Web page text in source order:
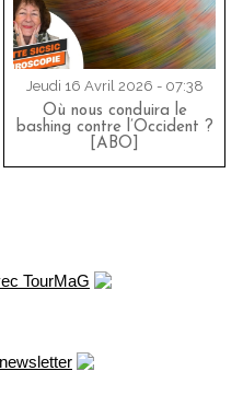
Jeudi 16 Avril 2026 - 07:38
Où nous conduira le
bashing contre l’Occident ?
[ABO]